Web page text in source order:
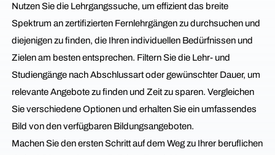
Nutzen Sie die Lehrgangssuche, um effizient das breite
Spektrum an zertifizierten Fernlehrgängen zu durchsuchen und
diejenigen zu finden, die Ihren individuellen Bedürfnissen und
Zielen am besten entsprechen. Filtern Sie die Lehr- und
Studiengänge nach Abschlussart oder gewünschter Dauer, um
relevante Angebote zu finden und Zeit zu sparen. Vergleichen
Sie verschiedene Optionen und erhalten Sie ein umfassendes
Bild von den verfügbaren Bildungsangeboten.
Machen Sie den ersten Schritt auf dem Weg zu Ihrer beruflichen